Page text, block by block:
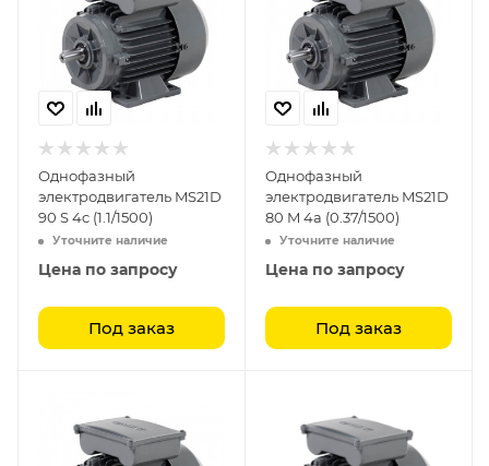
Однофазный
электродвигатель MS21D
90 S 4c (1.1/1500)
Уточните наличие
Цена по запросу
Под заказ
Однофазный
электродвигатель MS21D
80 M 4a (0.37/1500)
Уточните наличие
Цена по запросу
Под заказ